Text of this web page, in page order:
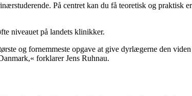
På centret kan du få teoretisk og praktisk
niveauet på landets klinikker.
og fornemmeste opgave at give dyrlægerne den
forklarer Jens Ruhnau.